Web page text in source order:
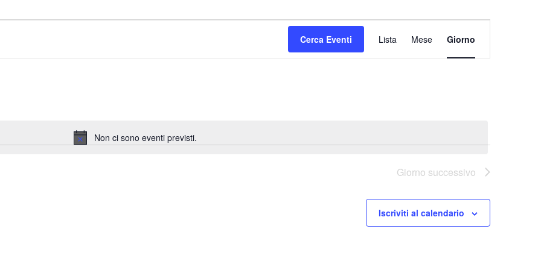
Notice
Non ci sono eventi previsti.
Cerca Eventi
Evento
Viste
Navigazione
Lista Mese Giorno
Giorno successivo
Iscriviti al calendario